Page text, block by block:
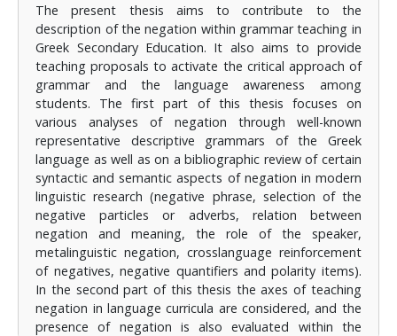
τα πορίσματα της σύγχρονης γλωσσολογικής
έρευνας, ώστε να ενισχυθεί ο τρόπος και να
εμπλουτιστούν τα μέσα διδασκαλίας που ήδη
διαθέτουν οι εκπαιδευτικοί για το αντικείμενο της
Γραμματικής.
The present thesis aims to contribute to the
description of the negation within grammar teaching in
Greek Secondary Education. It also aims to provide
teaching proposals to activate the critical approach of
grammar and the language awareness among
students. The first part of this thesis focuses on
various analyses of negation through well-known
representative descriptive grammars of the Greek
language as well as on a bibliographic review of certain
syntactic and semantic aspects of negation in modern
linguistic research (negative phrase, selection of the
negative particles or adverbs, relation between
negation and meaning, the role of the speaker,
metalinguistic negation, crosslanguage reinforcement
of negatives, negative quantifiers and polarity items).
In the second part of this thesis the axes of teaching
negation in language curricula are considered, and the
presence of negation is also evaluated within the